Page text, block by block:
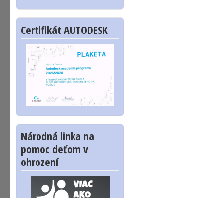
Certifikát AUTODESK
Národná linka na
pomoc deťom v
ohrození